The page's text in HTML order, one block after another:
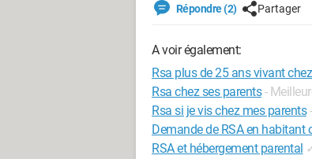
Répondre (2) Partager
A voir également:
Rsa plus de 25 ans vivant
Rsa chez ses parents -
Rsa si je vis chez mes parents
Demande de RSA en habitant
RSA et hébergement parental